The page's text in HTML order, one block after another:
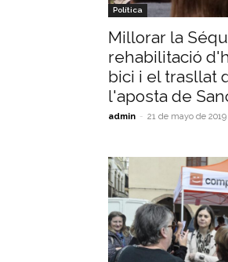
Política
Millorar la
rehabilitació
bici i el trasllat
l'aposta de
admin - 21 de mayo de 2019